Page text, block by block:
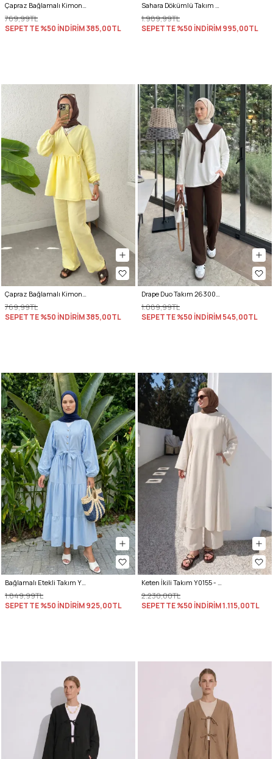
Çapraz Bağlamalı Kimono Takım 43457 - MAVİ
769,99TL
SEPETTE %50 İNDİRİM385,00TL
Sahara Dökümlü Takım 3008 - SU YEŞİLİ
1.989,99TL
SEPETTE %50 İNDİRİM995,00TL
Çapraz Bağlamalı Kimono Takım 43457 - SARI
769,99TL
SEPETTE %50 İNDİRİM385,00TL
Drape Duo Takım 263006 - KOYU KAHVE
1.089,99TL
SEPETTE %50 İNDİRİM545,00TL
Bağlamalı Etekli Takım Y0149 - BEBE MAVİSİ
1.849,99TL
SEPETTE %50 İNDİRİM925,00TL
Keten İkili Takım Y0155 - EKRU
2.230,00TL
SEPETTE %50 İNDİRİM1.115,00TL